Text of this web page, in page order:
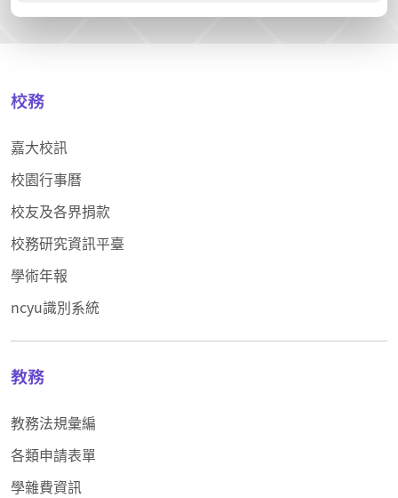
校務
嘉大校訊
校園行事曆
校友及各界捐款
校務研究資訊平臺
學術年報
ncyu識別系統
教務
教務法規彙編
各類申請表單
學雜費資訊